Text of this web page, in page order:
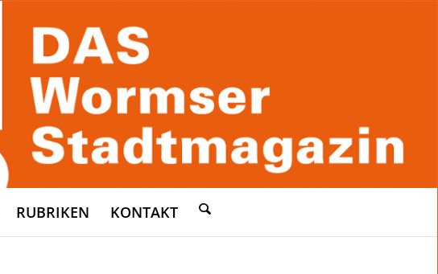
RUBRIKEN KONTAKT